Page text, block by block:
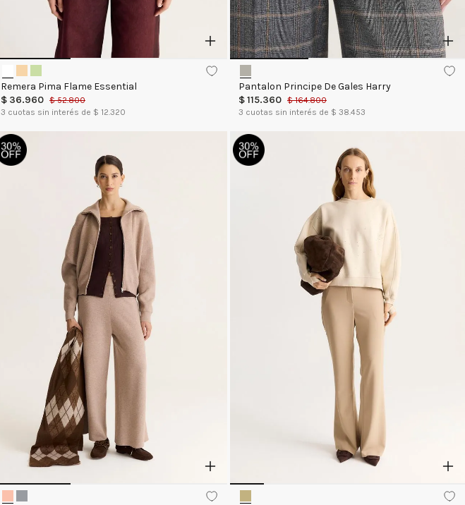
Remera Pima Flame Essential
$ 36.960 $ 52.800
3 cuotas sin interés de $ 12.320
Pantalon Principe De Gales Harry
$115.360 $ 164.800
3 cuotas sin interés de $ 38.453